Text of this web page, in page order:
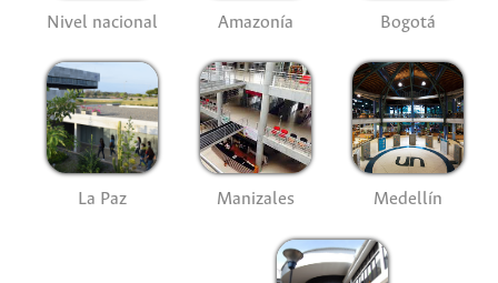
Nivel nacional Amazonía Bogotá
La Paz Manizales Medellín